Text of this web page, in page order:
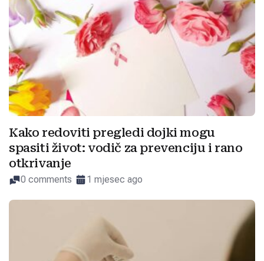
Kako redoviti pregledi dojki mogu
spasiti život: vodič za prevenciju i rano
otkrivanje
0 comments 1 mjesec ago